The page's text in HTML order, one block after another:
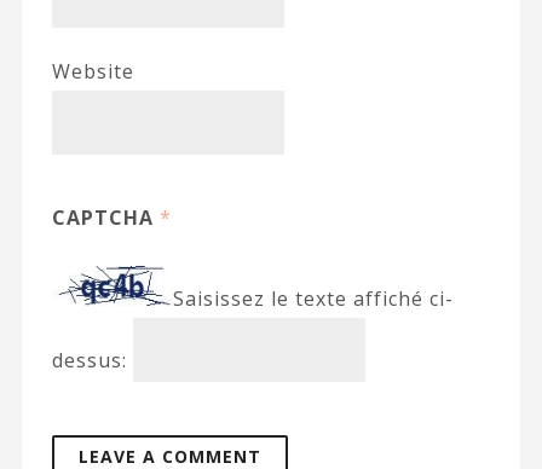
Website
CAPTCHA *
Saisissez le texte affiché ci-
dessus: